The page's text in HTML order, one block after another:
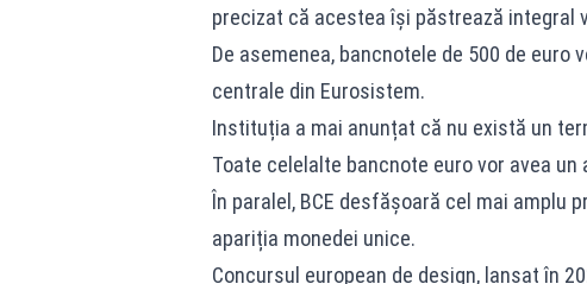
precizat că acestea își păstrează integral
De asemenea, bancnotele de 500 de
centrale din Eurosistem.
Instituția a mai anunțat că nu există un
Toate celelalte bancnote euro vor avea
În paralel, BCE desfășoară cel mai amplu
apariția monedei unice.
Concursul european de design, lansat în